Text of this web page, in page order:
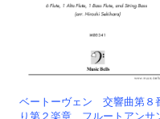
ベートーヴェン 交響曲第８
り第２楽章 フルートアンサ